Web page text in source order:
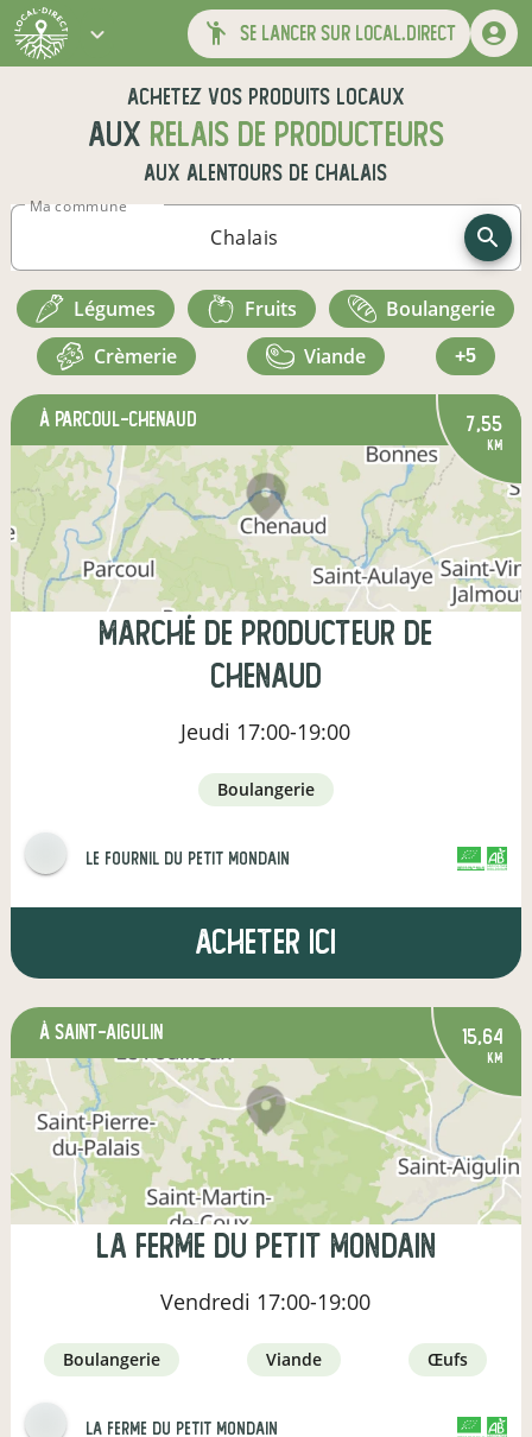
se lancer sur local.direct
Achetez vos produits locaux
aux relais de producteurs
aux alentours de Chalais
Ma commune
légumes fruits
boulangerie
crèmerie
viande +5
à Parcoul-Chenaud 7,55
km
Marché de Producteur de
Chenaud
Jeudi 17:00-19:00
boulangerie
le fournil du petit mondain CERTIFIÉ PAR FR-BIO-01
AGRICULTURE FRANCE
Acheter ici
à Saint-Aigulin 15,64
km
La Ferme du Petit Mondain
Vendredi 17:00-19:00
boulangerie viande œufs
La Ferme du Petit Mondain